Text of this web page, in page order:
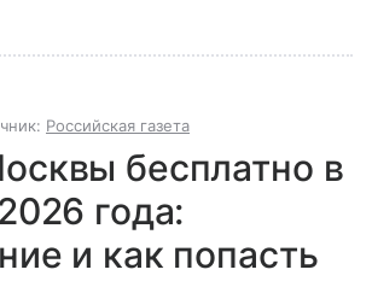
Российская газета
бесплатно в
года:
и как попасть